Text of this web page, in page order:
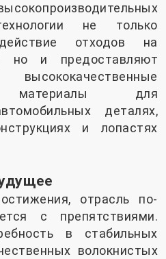
не только
отходов на
но и предоставляют
материалы для
деталях,
и лопастях
отрасль по-
с препятствиями.
в стабильных
волокнистых